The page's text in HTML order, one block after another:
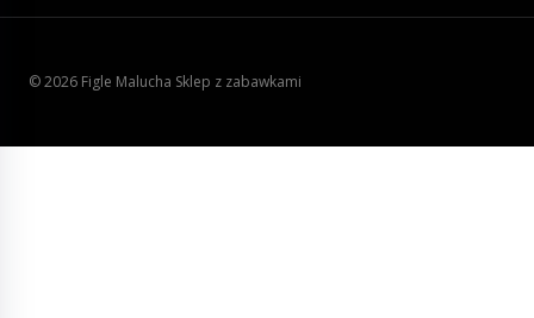
© 2026 Figle Malucha Sklep z zabawkami